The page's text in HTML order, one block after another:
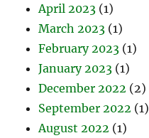
April 2023 (1)
March 2023 (1)
February 2023 (1)
January 2023 (1)
December 2022 (2)
September 2022 (1)
August 2022 (1)